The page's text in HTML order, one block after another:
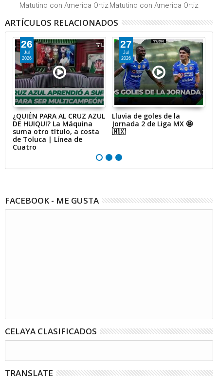
Matutino con America OrtizMatutino con America Ortiz
ARTÍCULOS RELACIONADOS
26
Jul
2026
¿QUIÉN PARA AL CRUZ AZUL
DE HUIQUI? La Máquina
suma otro título, a costa
de Toluca | Línea de
Cuatro
27
Jul
2026
Lluvia de goles de la
Jornada 2 de Liga MX 🤩
🇲🇽
FACEBOOK - ME GUSTA
CELAYA CLASIFICADOS
TRANSLATE